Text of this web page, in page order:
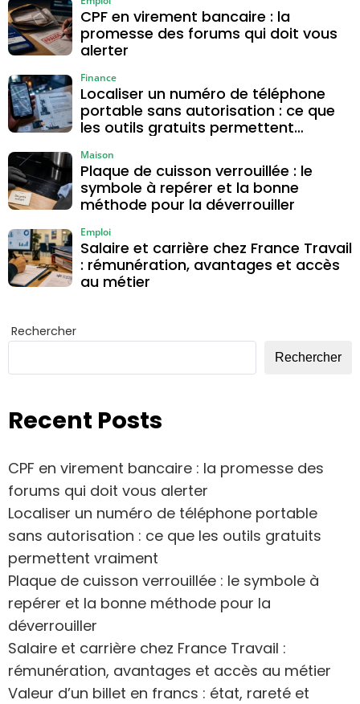
CPF en virement bancaire : la
promesse des forums qui doit vous
alerter
Localiser un numéro de téléphone
portable sans autorisation : ce que
les outils gratuits permettent
Finance
Plaque de cuisson verrouillée : le
symbole à repérer et la bonne
méthode pour la déverrouiller
Maison
Salaire et carrière chez France Travail
: rémunération, avantages et accès
au métier
Emploi
Rechercher
Rechercher
Recent Posts
CPF en virement bancaire : la promesse des
forums qui doit vous alerter
Localiser un numéro de téléphone portable
sans autorisation : ce que les outils gratuits
permettent vraiment
Plaque de cuisson verrouillée : le symbole à
repérer et la bonne méthode pour la
déverrouiller
Salaire et carrière chez France Travail :
rémunération, avantages et accès au métier
Valeur d’un billet en francs : état, rareté et